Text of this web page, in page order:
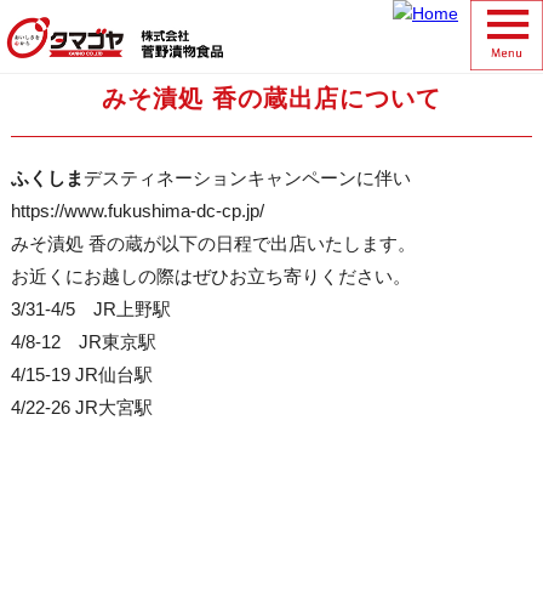
みそ漬処 香の蔵出店について
ふくしま デスティネーションキャンペーンに伴い
https://www.fukushima-dc-cp.jp/
みそ漬処 香の蔵が以下の日程で出店いたします。
お近くにお越しの際はぜひお立ち寄りください。
3/31-4/5 JR上野駅
4/8-12 JR東京駅
4/15-19 JR仙台駅
4/22-26 JR大宮駅